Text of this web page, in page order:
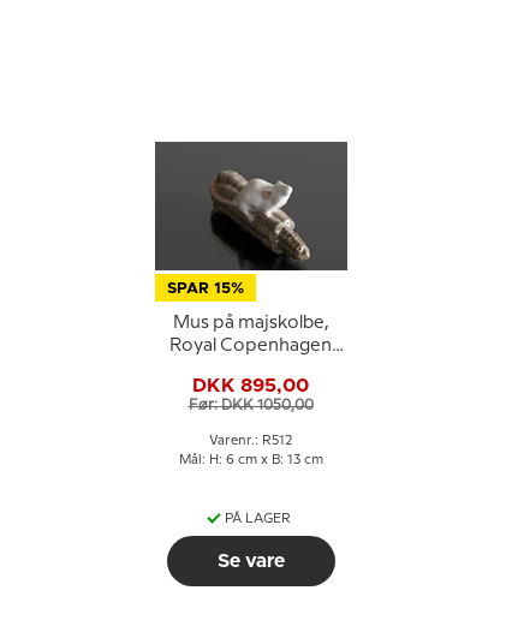
SPAR 15%
Mus på majskolbe,
Royal Copenhagen
DKK 895,00
Før: DKK 1050,00
Varenr.: R512
Mål: H: 6 cm x B: 13 cm
PÅ LAGER
Se vare